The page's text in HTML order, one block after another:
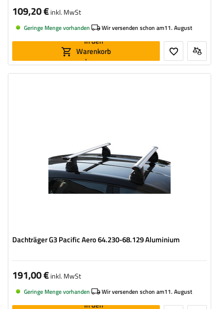
109,20 €inkl. MwSt
Geringe Menge vorhanden Wir versenden schon am11. August
In den
Warenkorb
legen
Dachträger G3 Pacific Aero 64.230-68.129 Aluminium
191,00 €inkl. MwSt
Geringe Menge vorhanden Wir versenden schon am11. August
In den